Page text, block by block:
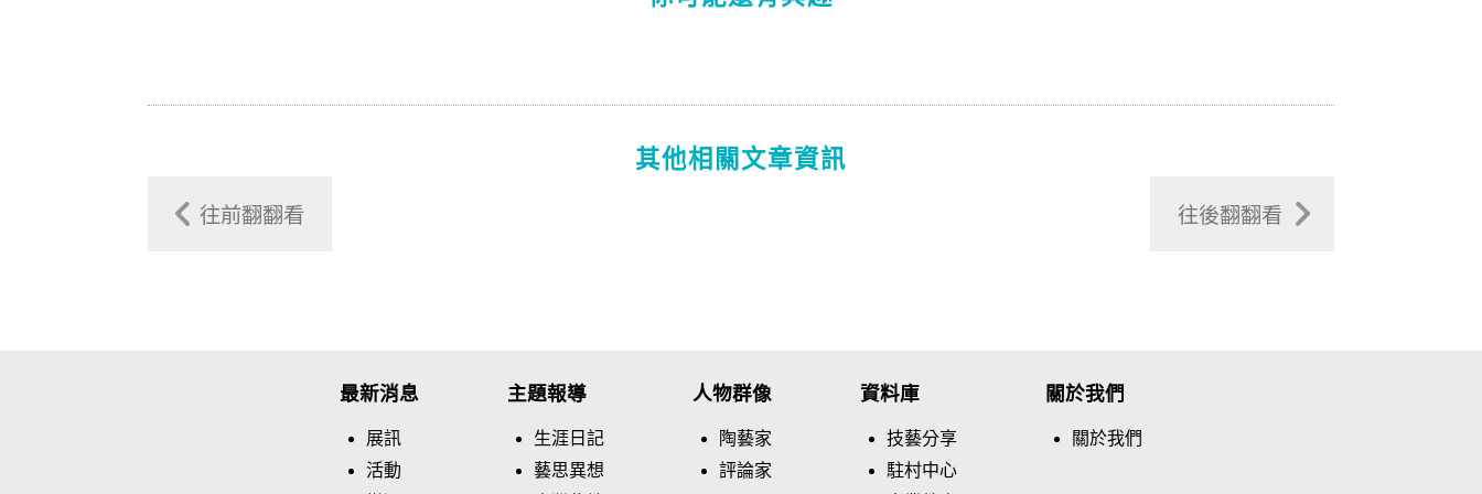
往前翻翻看 往後翻翻看
其他相關文章資訊
最新消息
展訊
活動
主題報導
生涯日記
藝思異想
人物群像
陶藝家
評論家
資料庫
技藝分享
駐村中心
關於我們
關於我們